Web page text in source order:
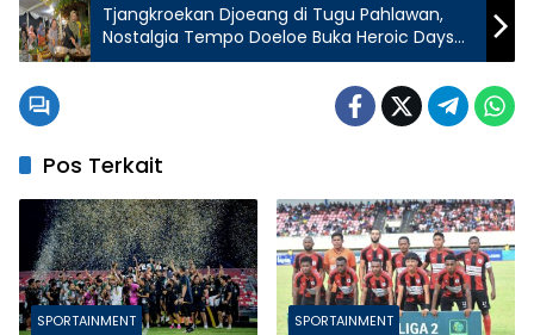
Tjangkroekan Djoeang di Tugu Pahlawan,
Nostalgia Tempo Doeloe Buka Heroic Days
2025
Pos Terkait
SPORTAINMENT SPORTAINMENT